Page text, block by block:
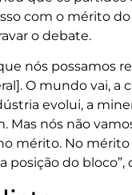
com o mérito
o debate.
nós possamos
O mundo vai, a
evolui, a
Mas nós não
mérito. No mérito
posição do